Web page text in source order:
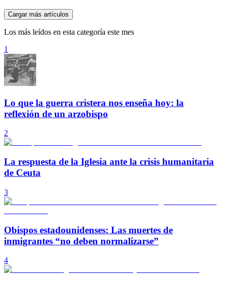
Cargar más artículos
Los más leídos en esta categoría este mes
1
Lo que la guerra cristera nos enseña hoy: la
reflexión de un arzobispo
2
La respuesta de la Iglesia ante la crisis humanitaria
de Ceuta
3
Obispos estadounidenses: Las muertes de
inmigrantes “no deben normalizarse”
4